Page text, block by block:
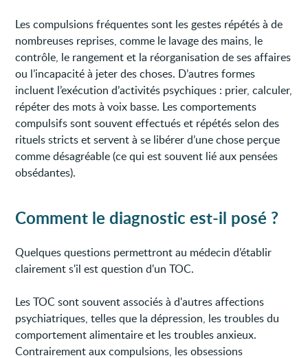
Les compulsions fréquentes sont les gestes répétés à de
nombreuses reprises, comme le lavage des mains, le
contrôle, le rangement et la réorganisation de ses affaires
ou l’incapacité à jeter des choses. D’autres formes
incluent l’exécution d’activités psychiques : prier, calculer,
répéter des mots à voix basse. Les comportements
compulsifs sont souvent effectués et répétés selon des
rituels stricts et servent à se libérer d’une chose perçue
comme désagréable (ce qui est souvent lié aux pensées
obsédantes).
Comment le diagnostic est-il posé ?
Quelques questions permettront au médecin d’établir
clairement s'il est question d'un TOC.
Les TOC sont souvent associés à d'autres affections
psychiatriques, telles que la dépression, les troubles du
comportement alimentaire et les troubles anxieux.
Contrairement aux compulsions, les obsessions